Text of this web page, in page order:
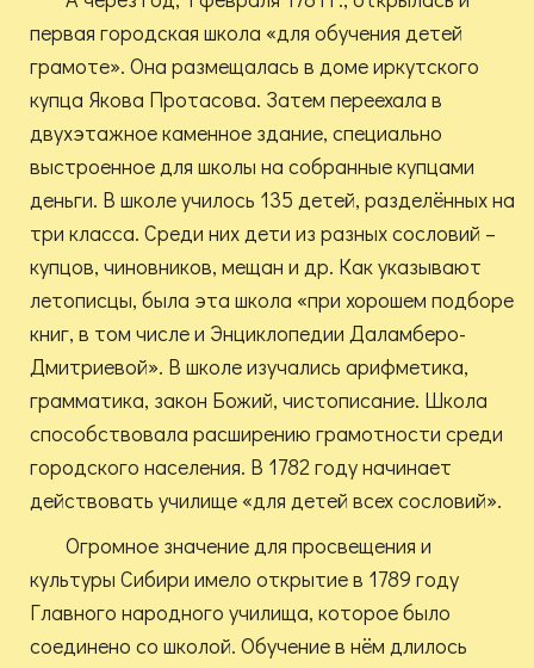
первая городская школа «для обучения детей
грамоте». Она размещалась в доме иркутского
купца Якова Протасова. Затем переехала в
двухэтажное каменное здание, специально
выстроенное для школы на собранные купцами
деньги. В школе училось 135 детей, разделённых на
три класса. Среди них дети из разных сословий –
купцов, чиновников, мещан и др. Как указывают
летописцы, была эта школа «при хорошем подборе
книг, в том числе и Энциклопедии Даламберо-
Дмитриевой». В школе изучались арифметика,
грамматика, закон Божий, чистописание. Школа
способствовала расширению грамотности среди
городского населения. В 1782 году начинает
действовать училище «для детей всех сословий».
Огромное значение для просвещения и
культуры Сибири имело открытие в 1789 году
Главного народного училища, которое было
соединено со школой. Обучение в нём длилось